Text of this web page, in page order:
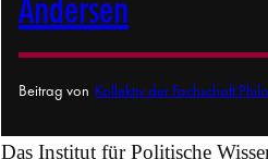
Beitrag von Kollektiv der Fachschaft
Das Institut für Politische